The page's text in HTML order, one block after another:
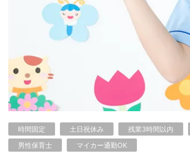
時間固定 土日祝休み 残業3時間以内
男性保育士
マイカー通勤OK
〜